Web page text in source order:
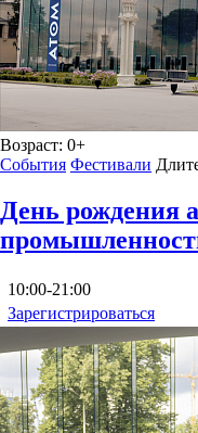
Возраст: 0+
События Фестивали
День рождения
10:00-21:00
Зарегистрироваться